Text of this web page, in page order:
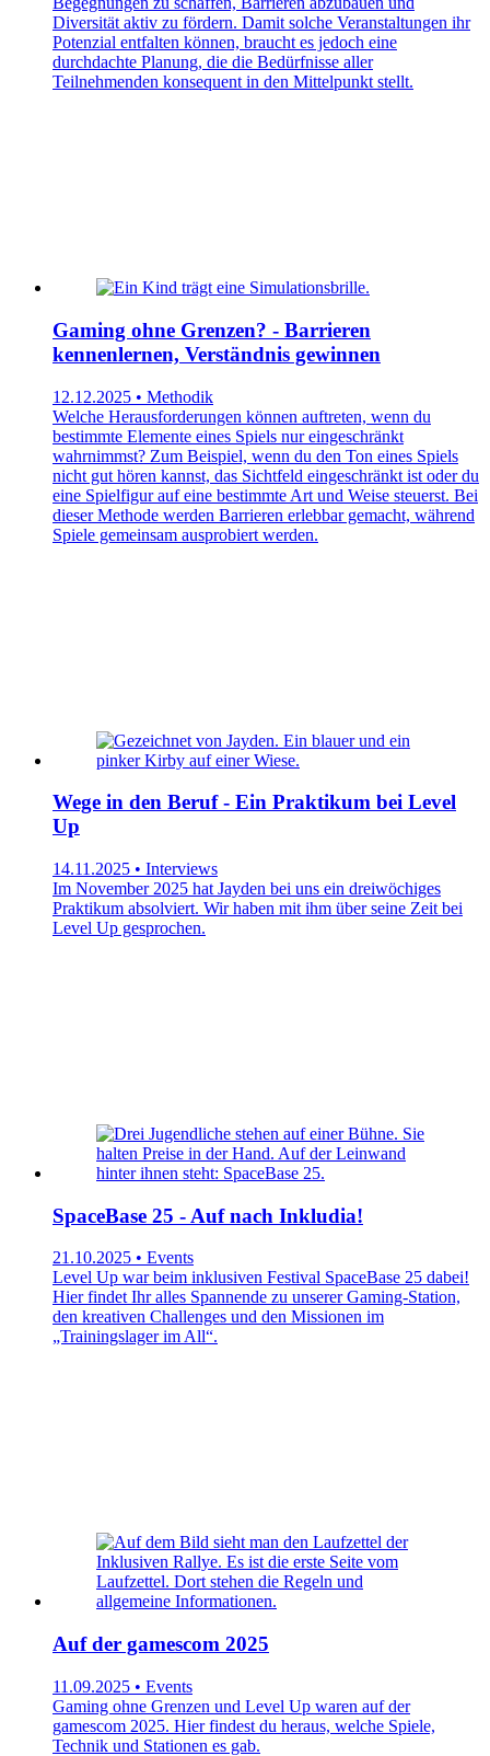
Diversität aktiv zu fördern. Damit solche Veranstaltungen ihr
Potenzial entfalten können, braucht es jedoch eine
durchdachte Planung, die die Bedürfnisse aller
Teilnehmenden konsequent in den Mittelpunkt stellt.
Gaming ohne Grenzen? - Barrieren
kennenlernen, Verständnis gewinnen
12.12.2025 • Methodik
Welche Herausforderungen können auftreten, wenn du
bestimmte Elemente eines Spiels nur eingeschränkt
wahrnimmst? Zum Beispiel, wenn du den Ton eines Spiels
nicht gut hören kannst, das Sichtfeld eingeschränkt ist oder du
eine Spielfigur auf eine bestimmte Art und Weise steuerst. Bei
dieser Methode werden Barrieren erlebbar gemacht, während
Spiele gemeinsam ausprobiert werden.
Wege in den Beruf - Ein Praktikum bei Level
Up
14.11.2025 • Interviews
Im November 2025 hat Jayden bei uns ein dreiwöchiges
Praktikum absolviert. Wir haben mit ihm über seine Zeit bei
Level Up gesprochen.
SpaceBase 25 - Auf nach Inkludia!
21.10.2025 • Events
Level Up war beim inklusiven Festival SpaceBase 25 dabei!
Hier findet Ihr alles Spannende zu unserer Gaming-Station,
den kreativen Challenges und den Missionen im
„Trainingslager im All“.
Auf der gamescom 2025
11.09.2025 • Events
Gaming ohne Grenzen und Level Up waren auf der
gamescom 2025. Hier findest du heraus, welche Spiele,
Technik und Stationen es gab.